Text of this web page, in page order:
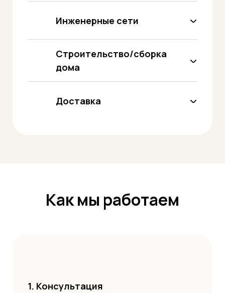
Инженерные сети
Строительство/сборка
дома
Доставка
Как мы работаем
1. Консультация